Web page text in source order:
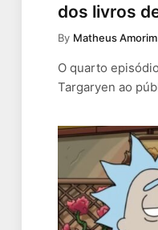
dos livros
By Matheus Amorim
O quarto
Targaryen ao